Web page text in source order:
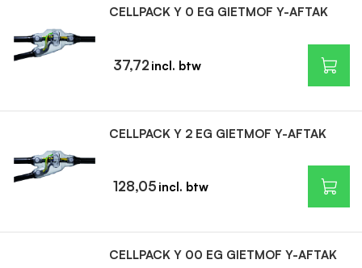
CELLPACK Y 0 EG GIETMOF Y-AFTAK
37,72
CELLPACK Y 2 EG GIETMOF Y-AFTAK
128,05
CELLPACK Y 00 EG GIETMOF Y-AFTAK